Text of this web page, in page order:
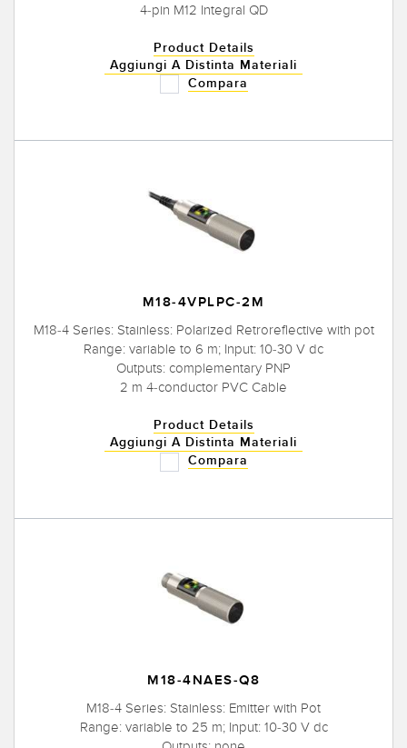
4-pin M12 Integral QD
Product Details
Aggiungi A Distinta Materiali
Compara
M18-4VPLPC-2M
M18-4 Series: Stainless: Polarized Retroreflective with pot
Range: variable to 6 m; Input: 10-30 V dc
Outputs: complementary PNP
2 m 4-conductor PVC Cable
Product Details
Aggiungi A Distinta Materiali
Compara
M18-4NAES-Q8
M18-4 Series: Stainless: Emitter with Pot
Range: variable to 25 m; Input: 10-30 V dc